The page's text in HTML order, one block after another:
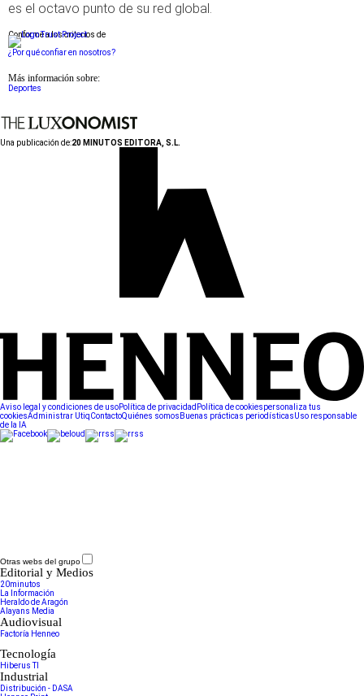
es el octavo punto de su red global.
Conforme a los criterios de
¿Por qué confiar en nosotros?
Más información sobre:
Deportes
Una publicación de:20 MINUTOS EDITORA, S.L.
Aviso legal y condiciones de usoPolítica de privacidad Política de cookiespersonaliza tus
cookiesAdministrar UtiqContactoQuiénes somos Buenas prácticas periodísticasUso responsable
de la IA
Otras webs del grupo
Editorial y Medios
20minutos
La Información
Heraldo de Aragón
Alayans Media
Audiovisual
Factoría Henneo
Tecnología
Hiberus TI
Industrial
Distribución - DASA